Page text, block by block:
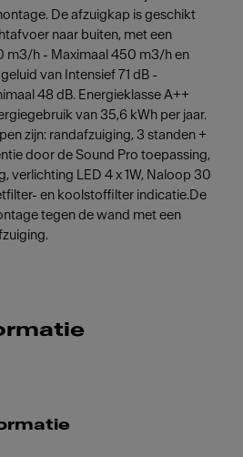
De afzuigkap is geschikt
naar buiten, met een
m3/h - Maximaal 450 m3/h en
van Intensief 71 dB -
48 dB. Energieklasse A++
van 35,6 kWh per jaar.
zijn: randafzuiging, 3 standen +
door de Sound Pro toepassing,
verlichting LED 4 x 1W, Naloop 30
en koolstoffilter indicatie.De
tegen de wand met een